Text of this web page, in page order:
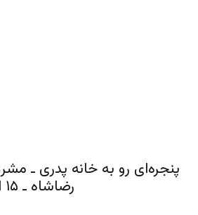
پنجره‌ای رو به خانه پدری ـ
رضاشاه ـ ۱۵ امرداد / ۶ آگوست